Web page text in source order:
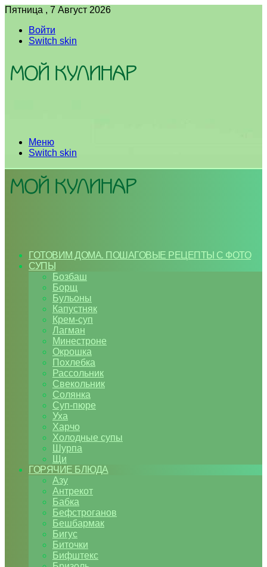
Пятница , 7 Август 2026
Войти
Switch skin
Меню
Switch skin
ГОТОВИМ ДОМА. ПОШАГОВЫЕ РЕЦЕПТЫ С ФОТО
СУПЫ
Бозбаш
Борщ
Бульоны
Капустняк
Крем-суп
Лагман
Минестроне
Окрошка
Похлебка
Рассольник
Свекольник
Солянка
Суп-пюре
Уха
Харчо
Холодные супы
Шурпа
Щи
ГОРЯЧИЕ БЛЮДА
Азу
Антрекот
Бабка
Бефстроганов
Бешбармак
Бигус
Биточки
Бифштекс